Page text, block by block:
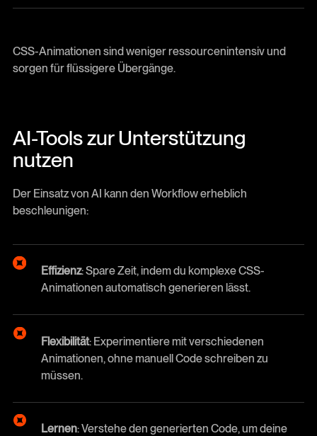
CSS-Animationen sind weniger ressourcenintensiv und
sorgen für flüssigere Übergänge.
AI-Tools zur Unterstützung
nutzen
Der Einsatz von AI kann den Workflow erheblich
beschleunigen:
Effizienz: Spare Zeit, indem du komplexe CSS-
Animationen automatisch generieren lässt.
Flexibilität: Experimentiere mit verschiedenen
Animationen, ohne manuell Code schreiben zu
müssen.
Lernen: Verstehe den generierten Code, um deine